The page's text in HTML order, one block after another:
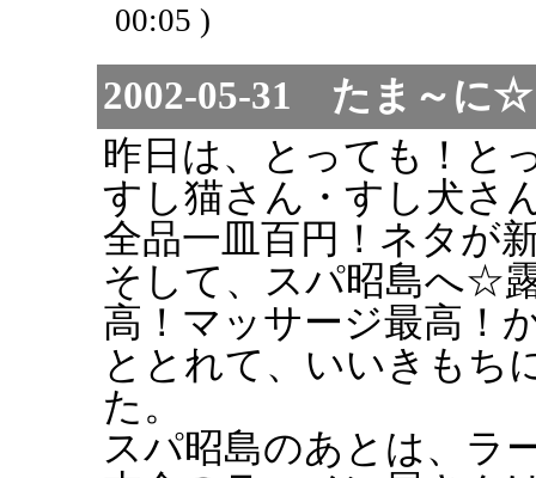
00:05 )
2002-05-31 たま～に
昨日は、とっても！と
すし猫さん・すし犬さ
全品一皿百円！ネタが
そして、スパ昭島へ☆
高！マッサージ最高！
ととれて、いいきもち
た。
スパ昭島のあとは、ラ